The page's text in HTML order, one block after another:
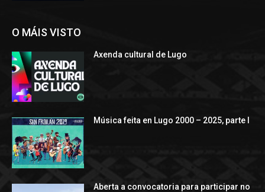
O MÁIS VISTO
Axenda cultural de Lugo
Música feita en Lugo 2000 – 2025, parte I
Aberta a convocatoria para participar no